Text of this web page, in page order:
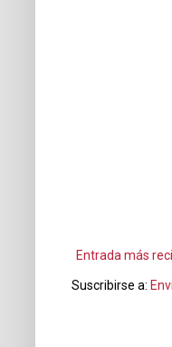
Entrada más
Suscribirse a: